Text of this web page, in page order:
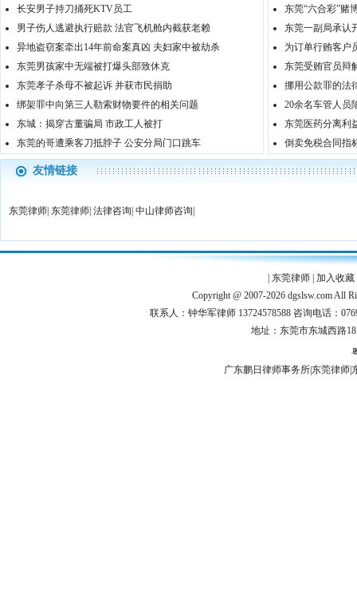
长安男子持刀捅死KTV员工
男子伤人逃避执行赔款 法官飞机舱内截获老赖
异地盗窃案牵出14年前命案真凶 夫妇家中被劫杀
东莞男孩家中无端被打爆头部致休克
东莞孝子杀母不被起诉 并获市民捐助
绑架罪中向第三人勒索财物要件的相关问题
东城：揭穿古董骗局 市政工人被打
东莞的哥遭乘客刀抵脖子 公安分局门口跳车
东莞“六合彩”赌
东莞一副局承认
为订单行贿客户
东莞受贿官员辩
挪用公款罪的法
20余名车管人员
东莞医药分离利
倒卖免税合同指
友情链接
东莞律师| 东莞律师| 法律咨询| 中山律师咨询|
| 东莞律师| 加入收藏
Copyright @ 2007-2026 dgslsw.com All
联系人：钟华军律师 13724578588 咨询电话：
地址：东莞市东城西路
广东鹏日律师事务所|东莞律师|